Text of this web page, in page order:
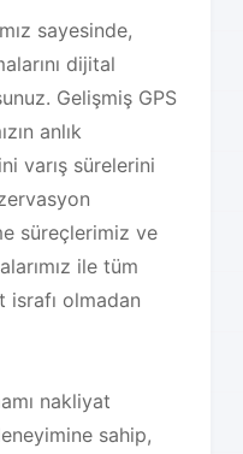
sayesinde,
dijital
Gelişmiş GPS
anlık
varış sürelerini
süreçlerimiz ve
ile tüm
israfı olmadan
nakliyat
sahip,